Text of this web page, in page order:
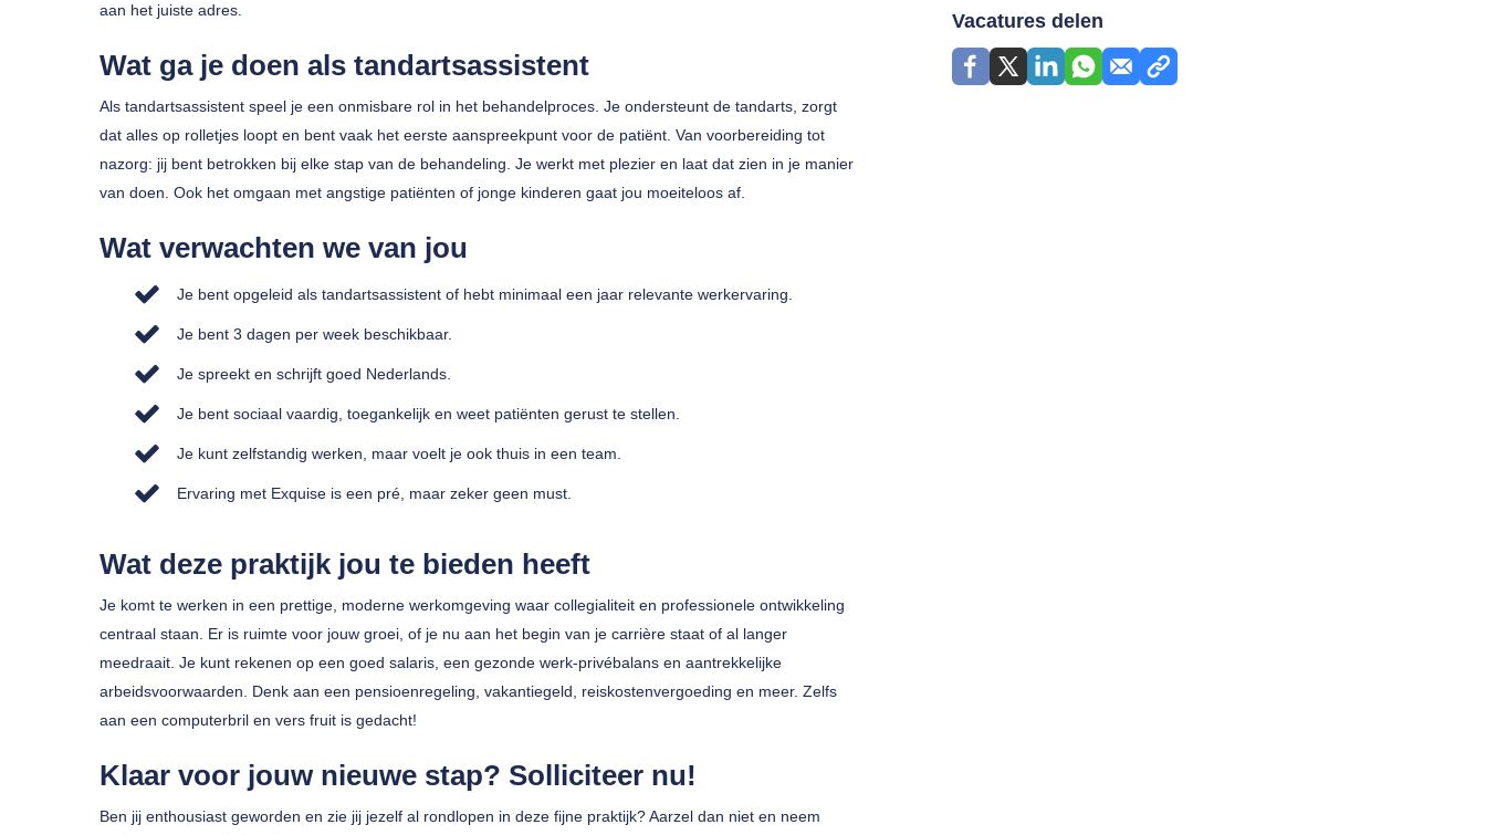
aan het juiste adres.
Wat ga je doen als tandartsassistent
Als tandartsassistent speel je een onmisbare rol in het behandelproces. Je ondersteunt de tandarts, zorgt
dat alles op rolletjes loopt en bent vaak het eerste aanspreekpunt voor de patiënt. Van voorbereiding tot
nazorg: jij bent betrokken bij elke stap van de behandeling. Je werkt met plezier en laat dat zien in je manier
van doen. Ook het omgaan met angstige patiënten of jonge kinderen gaat jou moeiteloos af.
Wat verwachten we van jou
Je bent opgeleid als tandartsassistent of hebt minimaal een jaar relevante werkervaring.
Je bent 3 dagen per week beschikbaar.
Je spreekt en schrijft goed Nederlands.
Je bent sociaal vaardig, toegankelijk en weet patiënten gerust te stellen.
Je kunt zelfstandig werken, maar voelt je ook thuis in een team.
Ervaring met Exquise is een pré, maar zeker geen must.
Wat deze praktijk jou te bieden heeft
Je komt te werken in een prettige, moderne werkomgeving waar collegialiteit en professionele ontwikkeling
centraal staan. Er is ruimte voor jouw groei, of je nu aan het begin van je carrière staat of al langer
meedraait. Je kunt rekenen op een goed salaris, een gezonde werk-privébalans en aantrekkelijke
arbeidsvoorwaarden. Denk aan een pensioenregeling, vakantiegeld, reiskostenvergoeding en meer. Zelfs
aan een computerbril en vers fruit is gedacht!
Klaar voor jouw nieuwe stap? Solliciteer nu!
Ben jij enthousiast geworden en zie jij jezelf al rondlopen in deze fijne praktijk? Aarzel dan niet en neem
Vacatures delen